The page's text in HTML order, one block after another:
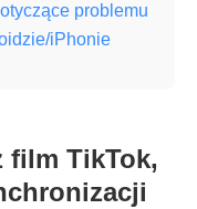
problemu
iPhonie
film TikTok,